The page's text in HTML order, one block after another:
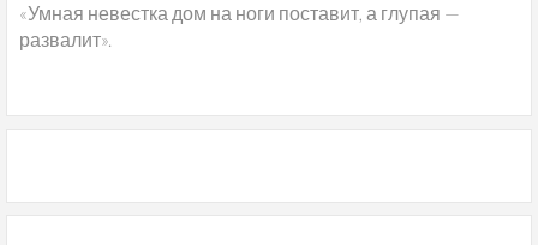
«Умная невестка дом на ноги поставит, а глупая —
развалит».